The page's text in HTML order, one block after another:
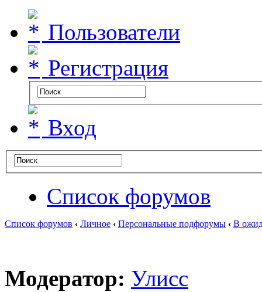
Пользователи
Регистрация
Вход
Список форумов
Список форумов ‹ Личное ‹ Персональные подфорумы ‹ В
Модератор: Улисс